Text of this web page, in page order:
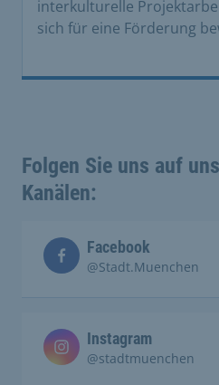
interkulturelle
sich für eine Förderung
Folgen Sie uns auf
Kanälen:
Facebook
@Stadt.Muenchen
Instagram
@stadtmuenchen